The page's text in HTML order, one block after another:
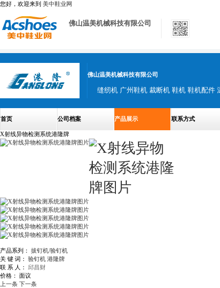
您好，欢迎来到 美中鞋业网
佛山温美机械科技有限公司
佛山温美机械科技有限公司
首页 公司档案 产品展示 联系方式
X射线异物检测系统港隆牌
产品系列： 拔钉机/验钉机
关 键 词： 验钉机 港隆牌
联 系 人： 邱昌财
价格： 面议
上一条 下一条